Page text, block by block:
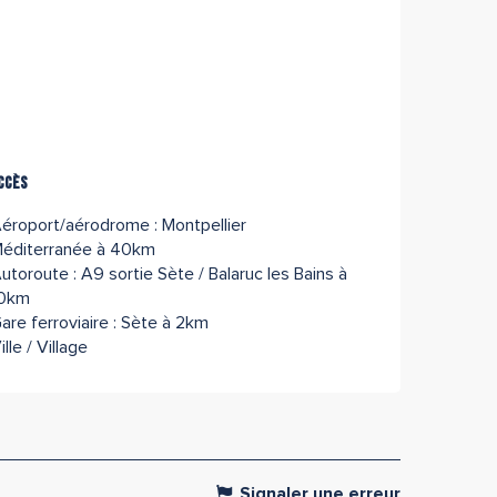
aérodrome : Montpellier
à 40km
: A9 sortie Sète / Balaruc les Bains à
ferroviaire : Sète à 2km
/ Village